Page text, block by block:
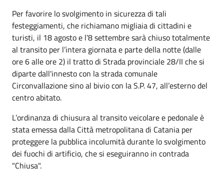
Per favorire lo svolgimento in sicurezza di tali
festeggiamenti, che richiamano migliaia di cittadini e
turisti, il 18 agosto e l’8 settembre sarà chiuso totalmente
al transito per l’intera giornata e parte della notte (dalle
ore 6 alle ore 2) il tratto di Strada provinciale 28/II che si
diparte dall'innesto con la strada comunale
Circonvallazione sino al bivio con la S.P. 47, all’esterno del
centro abitato.
L’ordinanza di chiusura al transito veicolare e pedonale è
stata emessa dalla Città metropolitana di Catania per
proteggere la pubblica incolumità durante lo svolgimento
dei fuochi di artificio, che si eseguiranno in contrada
"Chiusa".